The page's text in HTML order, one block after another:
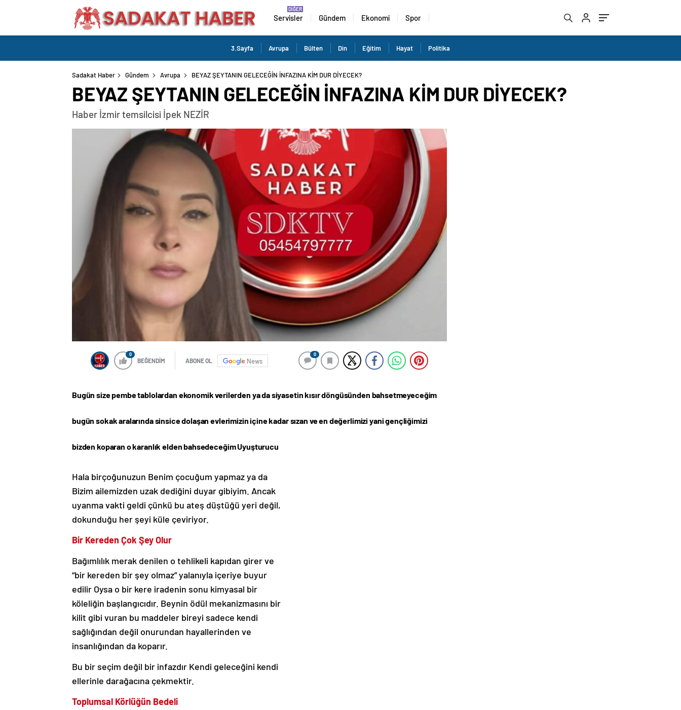
Servisler Gündem Ekonomi Spor
3.Sayfa Avrupa Bülten Din Eğitim Hayat Politika
Sadakat Haber Gündem Avrupa BEYAZ ŞEYTANIN GELECEĞİN İNFAZINA KİM DUR DİYECEK?
BEYAZ ŞEYTANIN GELECEĞİN İNFAZINA KİM DUR DİYECEK?
Haber İzmir temsilcisi İpek NEZİR
0
BEĞENDİM ABONE OL News
0
Bugün size pembe tablolardan ekonomik verilerden ya da siyasetin kısır döngüsünden bahsetmeyeceğim
bugün sokak aralarında sinsice dolaşan evlerimizin içine kadar sızan ve en değerlimizi yani gençliğimizi
bizden koparan o karanlık elden bahsedeceğim Uyuşturucu
Hala birçoğunuzun Benim çocuğum yapmaz ya da
Bizim ailemizden uzak dediğini duyar gibiyim. Ancak
uyanma vakti geldi çünkü bu ateş düştüğü yeri değil,
dokunduğu her şeyi küle çeviriyor.
Bir Kereden Çok Şey Olur
Bağımlılık merak denilen o tehlikeli kapıdan girer ve
“bir kereden bir şey olmaz” yalanıyla içeriye buyur
edilir Oysa o bir kere iradenin sonu kimyasal bir
köleliğin başlangıcıdır. Beynin ödül mekanizmasını bir
kilit gibi vuran bu maddeler bireyi sadece kendi
sağlığından değil onurundan hayallerinden ve
insanlığından da koparır.
Bu bir seçim değil bir infazdır Kendi geleceğini kendi
ellerinle darağacına çekmektir.
Toplumsal Körlüğün Bedeli